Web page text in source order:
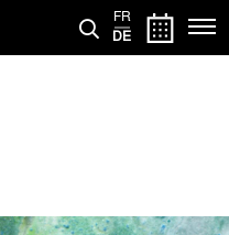
FR
DE